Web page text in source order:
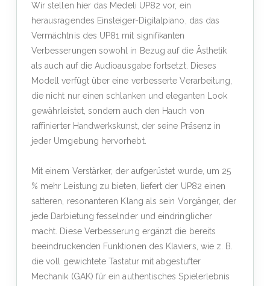
Wir stellen hier das Medeli UP82 vor, ein
herausragendes Einsteiger-Digitalpiano, das das
Vermächtnis des UP81 mit signifikanten
Verbesserungen sowohl in Bezug auf die Ästhetik
als auch auf die Audioausgabe fortsetzt. Dieses
Modell verfügt über eine verbesserte Verarbeitung,
die nicht nur einen schlanken und eleganten Look
gewährleistet, sondern auch den Hauch von
raffinierter Handwerkskunst, der seine Präsenz in
jeder Umgebung hervorhebt.
Mit einem Verstärker, der aufgerüstet wurde, um 25
% mehr Leistung zu bieten, liefert der UP82 einen
satteren, resonanteren Klang als sein Vorgänger, der
jede Darbietung fesselnder und eindringlicher
macht. Diese Verbesserung ergänzt die bereits
beeindruckenden Funktionen des Klaviers, wie z. B.
die voll gewichtete Tastatur mit abgestufter
Mechanik (GAK) für ein authentisches Spielerlebnis